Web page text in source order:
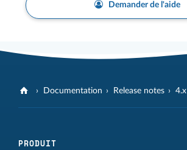
Demander de l'aide
Documentation Release notes 4.x
PRODUIT